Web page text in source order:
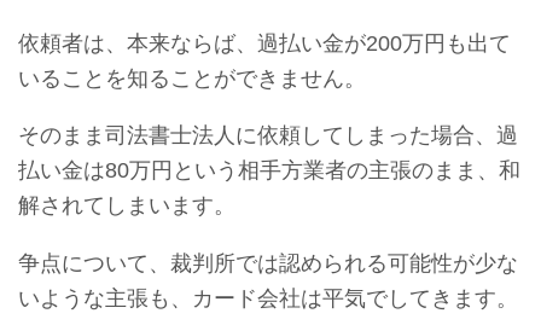
依頼者は、本来ならば、過払い金が200万円も出て
いることを知ることができません。
そのまま司法書士法人に依頼してしまった場合、過
払い金は80万円という相手方業者の主張のまま、和
解されてしまいます。
争点について、裁判所では認められる可能性が少な
いような主張も、カード会社は平気でしてきます。